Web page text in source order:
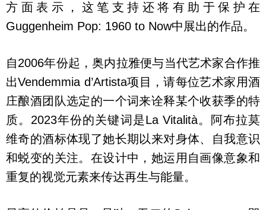
方面表示，这笔支持还将有助于保护在
Guggenheim Pop: 1960 to Now中展出的作品。
自2006年份起，奥内拉雅便与当代艺术家合作推
出Vendemmia d’Artista项目，请每位艺术家用酒
庄酿酒团队选定的一个词来诠释某个收获季的特
质。2023年份的关键词是La Vitalità。阿布拉莫
维奇的酒标体现了她长期以来对身体、自我意识
和蜕变的关注。在设计中，她运用自画像意象和
重复的视觉元素来传达再生与能量。